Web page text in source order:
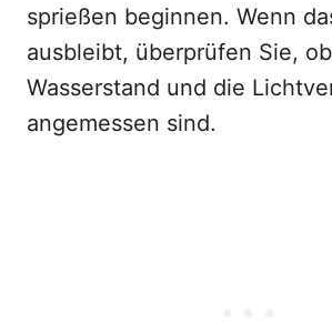
sprießen beginnen. Wenn
ausbleibt, überprüfen Sie,
Wasserstand und die
angemessen sind.